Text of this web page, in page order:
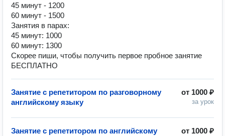
45 минут - 1200
60 минут - 1500
Занятия в парах:
45 минут: 1000
60 минут: 1300
Скорее пиши, чтобы получить первое пробное занятие
БЕСПЛАТНО
от 1000 ₽
за урок
Занятие с репетитором по разговорному
английскому языку
от 1000 ₽
Занятие с репетитором по английскому